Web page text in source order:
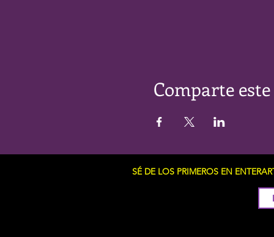
Comparte
SÉ DE LOS PRIMEROS EN